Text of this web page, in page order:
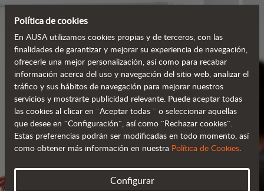
SERVICIOS
Política de cookies
En AUSA utilizamos cookies propias y de terceros, con las
finalidades de garantizar y mejorar su experiencia de navegación,
ofrecerle una mejor personalización, así como para recabar
información acerca del uso y navegación del sitio web, analizar el
tráfico y sus hábitos de navegación para mejorar nuestros
servicios y mostrarte publicidad relevante. Puede aceptar todas
las cookies al clicar en ¨Aceptar todas ¨ o seleccionar aquellas
que desee en ¨Configuración¨, así como ¨Rechazar cookies¨.
Estas preferencias podrán ser modificadas en todo momento, así
como obtener más información en nuestra Política de Cookies.
Configurar